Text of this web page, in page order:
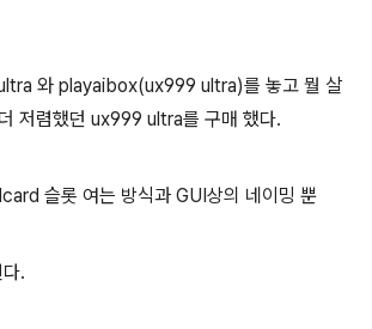
와 playaibox(ux999 ultra)를 놓고 뭘 살
저렴했던 ux999 ultra를 구매 했다.
슬롯 여는 방식과 GUI상의 네이밍 뿐
.